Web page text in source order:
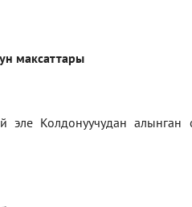
максаттары
Колдонуучудан алынган